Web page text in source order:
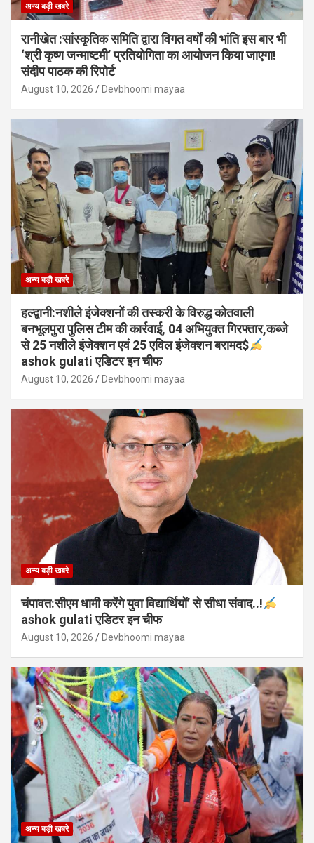
अन्य बड़ी खबरे
रानीखेत :सांस्कृतिक समिति द्वारा विगत वर्षों की भांति इस बार भी
‘श्री कृष्ण जन्माष्टमी’ प्रतियोगिता का आयोजन किया जाएगा!
संदीप पाठक की रिपोर्ट
August 10, 2026 Devbhoomi mayaa
अन्य बड़ी खबरे
हल्द्वानी:नशीले इंजेक्शनों की तस्करी के विरुद्ध कोतवाली
बनभूलपुरा पुलिस टीम की कार्रवाई, 04 अभियुक्त गिरफ्तार,कब्जे
से 25 नशीले इंजेक्शन एवं 25 एविल इंजेक्शन बरामद$
ashok gulati एडिटर इन चीफ
August 10, 2026 Devbhoomi mayaa
अन्य बड़ी खबरे
चंपावत:सीएम धामी करेंगे युवा विद्यार्थियों’ से सीधा संवाद..!
ashok gulati एडिटर इन चीफ
August 10, 2026 Devbhoomi mayaa
अन्य बड़ी खबरे